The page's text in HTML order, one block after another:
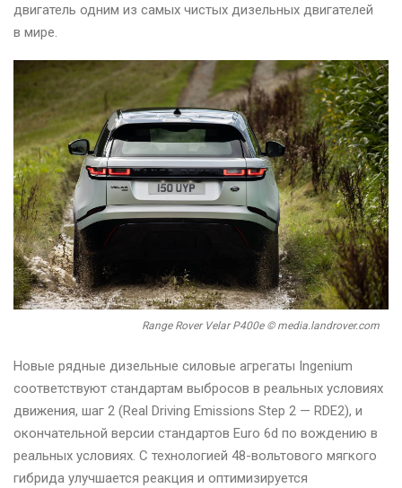
двигатель одним из самых чистых дизельных двигателей
в мире.
Range Rover Velar P400e © media.landrover.com
Новые рядные дизельные силовые агрегаты Ingenium
соответствуют стандартам выбросов в реальных условиях
движения, шаг 2 (Real Driving Emissions Step 2 — RDE2), и
окончательной версии стандартов Euro 6d по вождению в
реальных условиях. С технологией 48-вольтового мягкого
гибрида улучшается реакция и оптимизируется